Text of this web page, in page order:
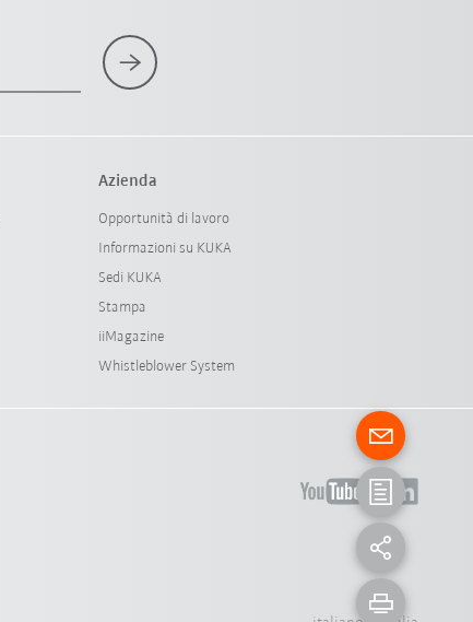
Azienda
Opportunità di lavoro
Informazioni su KUKA
Sedi KUKA
Stampa
iiMagazine
Whistleblower System